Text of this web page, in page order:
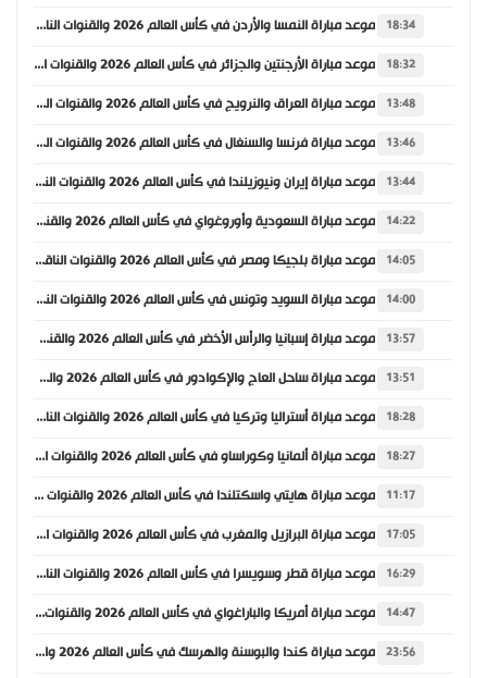
18:34 موعد مباراة النمسا والأردن في كأس العالم 2026 والقنوات الناقلة
18:32 موعد مباراة الأرجنتين والجزائر في كأس العالم 2026 والقنوات الناقلة
13:48 موعد مباراة العراق والنرويج في كأس العالم 2026 والقنوات الناقلة
13:46 موعد مباراة فرنسا والسنغال في كأس العالم 2026 والقنوات الناقلة
13:44 موعد مباراة إيران ونيوزيلندا في كأس العالم 2026 والقنوات الناقلة
14:22 موعد مباراة السعودية وأوروغواي في كأس العالم 2026 والقنوات الناقلة
14:05 موعد مباراة بلجيكا ومصر في كأس العالم 2026 والقنوات الناقلة
14:00 موعد مباراة السويد وتونس في كأس العالم 2026 والقنوات الناقلة
13:57 موعد مباراة إسبانيا والرأس الأخضر في كأس العالم 2026 والقنوات الناقلة
13:51 موعد مباراة ساحل العاج والإكوادور في كأس العالم 2026 والقنوات الناقلة
18:28 موعد مباراة أستراليا وتركيا في كأس العالم 2026 والقنوات الناقلة
18:27 موعد مباراة ألمانيا وكوراساو في كأس العالم 2026 والقنوات الناقلة
11:17 موعد مباراة هايتي واسكتلندا في كأس العالم 2026 والقنوات الناقلة
17:05 موعد مباراة البرازيل والمغرب في كأس العالم 2026 والقنوات الناقلة
16:29 موعد مباراة قطر وسويسرا في كأس العالم 2026 والقنوات الناقلة
14:47 موعد مباراة أمريكا والباراغواي في كأس العالم 2026 والقنوات الناقلة
23:56 موعد مباراة كندا والبوسنة والهرسك في كأس العالم 2026 والقنوات الناقلة